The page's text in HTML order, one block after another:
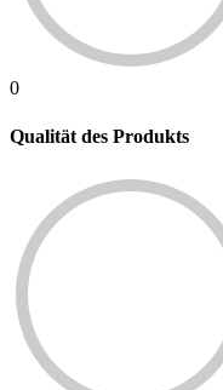
0
Qualität des Produkts